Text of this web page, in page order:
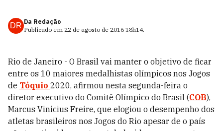
DR Da Redação
Publicado em 22 de agosto de 2016 18h14.
Rio de Janeiro - O Brasil vai manter o objetivo de ficar
entre os 10 maiores medalhistas olímpicos nos Jogos
de Tóquio 2020, afirmou nesta segunda-feira o
diretor executivo do Comitê Olímpico do Brasil (COB),
Marcus Vinicius Freire, que elogiou o desempenho dos
atletas brasileiros nos Jogos do Rio apesar de o país